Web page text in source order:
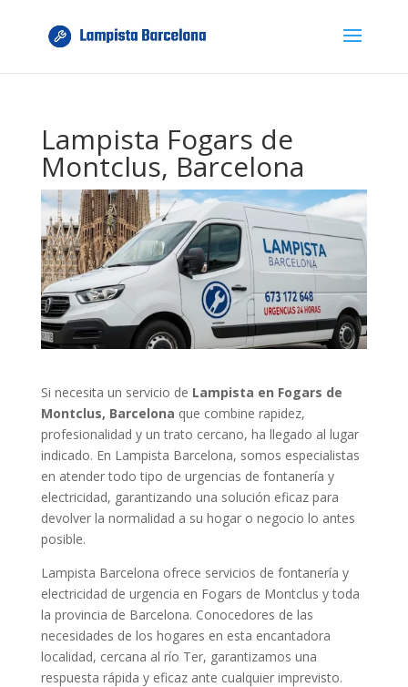
Lampista Fogars de
Montclus, Barcelona
Si necesita un servicio de Lampista en Fogars de
Montclus, Barcelona que combine rapidez,
profesionalidad y un trato cercano, ha llegado al lugar
indicado. En Lampista Barcelona, somos especialistas
en atender todo tipo de urgencias de fontanería y
electricidad, garantizando una solución eficaz para
devolver la normalidad a su hogar o negocio lo antes
posible.
Lampista Barcelona ofrece servicios de fontanería y
electricidad de urgencia en Fogars de Montclus y toda
la provincia de Barcelona. Conocedores de las
necesidades de los hogares en esta encantadora
localidad, cercana al río Ter, garantizamos una
respuesta rápida y eficaz ante cualquier imprevisto.